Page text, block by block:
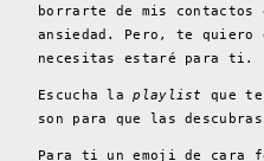
borrarte de mis
ansiedad. Pero, te quiero
necesitas estaré para ti.
Escucha laplaylist
que
son para que las
Para ti un emoji de